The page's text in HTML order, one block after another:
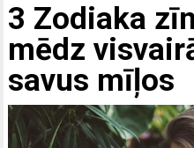
3 Zodiaka
mēdz
savus mīļos